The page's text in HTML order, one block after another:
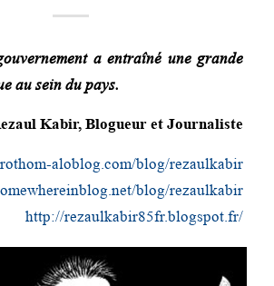
a entraîné une grande
au sein du pays.
Kabir, Blogueur et Journaliste
aloblog.com/blog/rezaulkabir
blog/rezaulkabir
http://rezaulkabir85fr.blogspot.fr/